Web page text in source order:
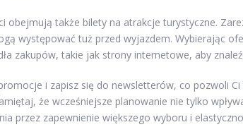
obejmują także bilety na atrakcje turystyczne.
występować tuż przed wyjazdem. Wybierając
zakupów, takie jak strony internetowe, aby
i zapisz się do newsletterów, co pozwoli
że wcześniejsze planowanie nie tylko
przez zapewnienie większego wyboru i